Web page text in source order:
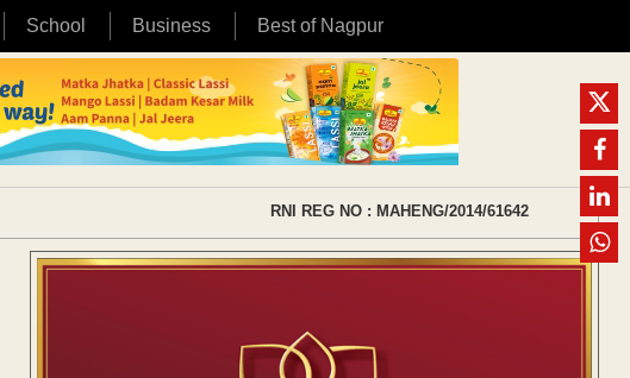
School Business Best of Nagpur
RNI REG NO : MAHENG/2014/61642